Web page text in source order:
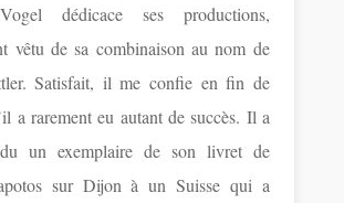
dédicace ses productions,
vêtu de sa combinaison au nom de
Satisfait, il me confie en fin de
a rarement eu autant de succès. Il a
un exemplaire de son livret de
sur Dijon à un Suisse qui a